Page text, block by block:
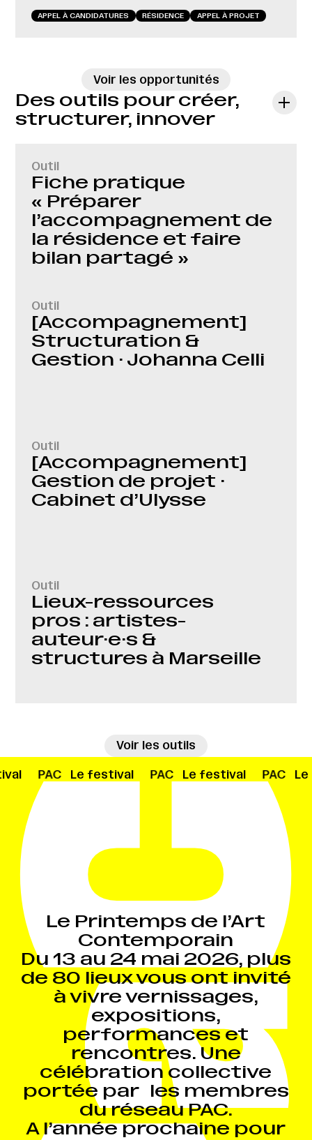
APPEL À CANDIDATURES RÉSIDENCE APPEL À PROJET
Voir les opportunités
Des outils pour créer,
structurer, innover
Outil
Fiche pratique
« Préparer
l’accompagnement de
la résidence et faire
bilan partagé »
Outil
[Accompagnement]
Structuration &
Gestion · Johanna Celli
Outil
[Accompagnement]
Gestion de projet ·
Cabinet d’Ulysse
Outil
Lieux-ressources
pros : artistes-
auteur·e·s &
structures à Marseille
Voir les outils
Le Printemps de l’Art
Contemporain
Du 13 au 24 mai 2026, plus
de 80 lieux vous ont invité
à vivre vernissages,
expositions,
performances et
rencontres. Une
célébration collective
portée par les membres
du réseau PAC.
A l’année prochaine pour
PAC Le festival PAC Le festival PAC